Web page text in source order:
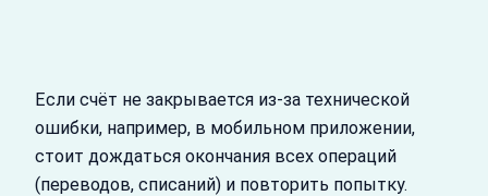
Если счёт не закрывается из-за технической
ошибки, например, в мобильном приложении,
стоит дождаться окончания всех операций
(переводов, списаний) и повторить попытку.